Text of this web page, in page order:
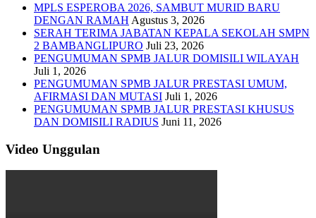
MPLS ESPEROBA 2026, SAMBUT MURID BARU
DENGAN RAMAH Agustus 3, 2026
SERAH TERIMA JABATAN KEPALA SEKOLAH SMPN
2 BAMBANGLIPURO Juli 23, 2026
PENGUMUMAN SPMB JALUR DOMISILI WILAYAH
Juli 1, 2026
PENGUMUMAN SPMB JALUR PRESTASI UMUM,
AFIRMASI DAN MUTASI Juli 1, 2026
PENGUMUMAN SPMB JALUR PRESTASI KHUSUS
DAN DOMISILI RADIUS Juni 11, 2026
Video Unggulan